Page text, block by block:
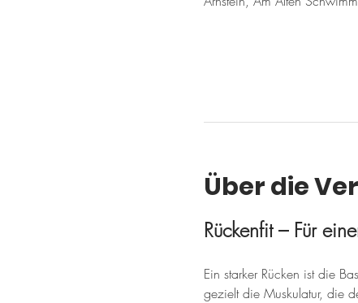
Über die
Rückenfit – Für
Ein starker Rücken ist die
gezielt die Muskulatur, die